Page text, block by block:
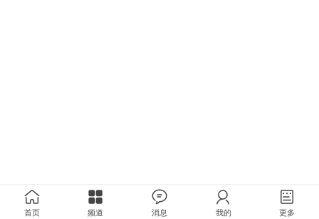
首页 频道 消息 我的 更多